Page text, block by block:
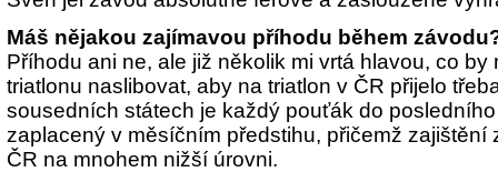
Máš nějakou zajímavou příhodu během
Příhodu ani ne, ale již několik mi vrtá hlavou, co by
triatlonu naslibovat, aby na triatlon v ČR přijelo
sousedních státech je každý pouťák do
zaplacený v měsíčním předstihu, přičemž zajištění
ČR na mnohem nižší úrovni.